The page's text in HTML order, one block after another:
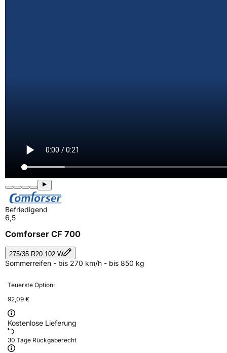
Befriedigend
6,5
Comforser CF 700
275/35 R20 102 W
Sommerreifen - bis 270 km/h - bis 850 kg
Teuerste Option:
92,09 €
Kostenlose Lieferung
30 Tage Rückgaberecht